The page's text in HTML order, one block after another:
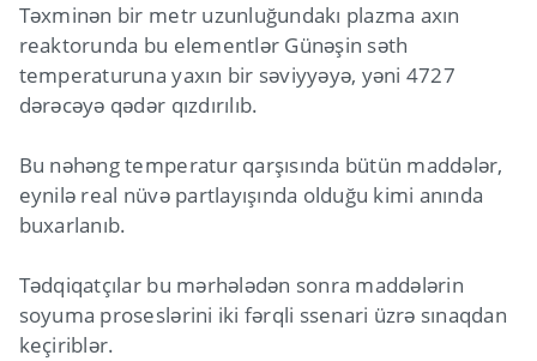
Təxminən bir metr uzunluğundakı plazma axın
reaktorunda bu elementlər Günəşin səth
temperaturuna yaxın bir səviyyəyə, yəni 4727
dərəcəyə qədər qızdırılıb.
Bu nəhəng temperatur qarşısında bütün maddələr,
eynilə real nüvə partlayışında olduğu kimi anında
buxarlanıb.
Tədqiqatçılar bu mərhələdən sonra maddələrin
soyuma proseslərini iki fərqli ssenari üzrə sınaqdan
keçiriblər.